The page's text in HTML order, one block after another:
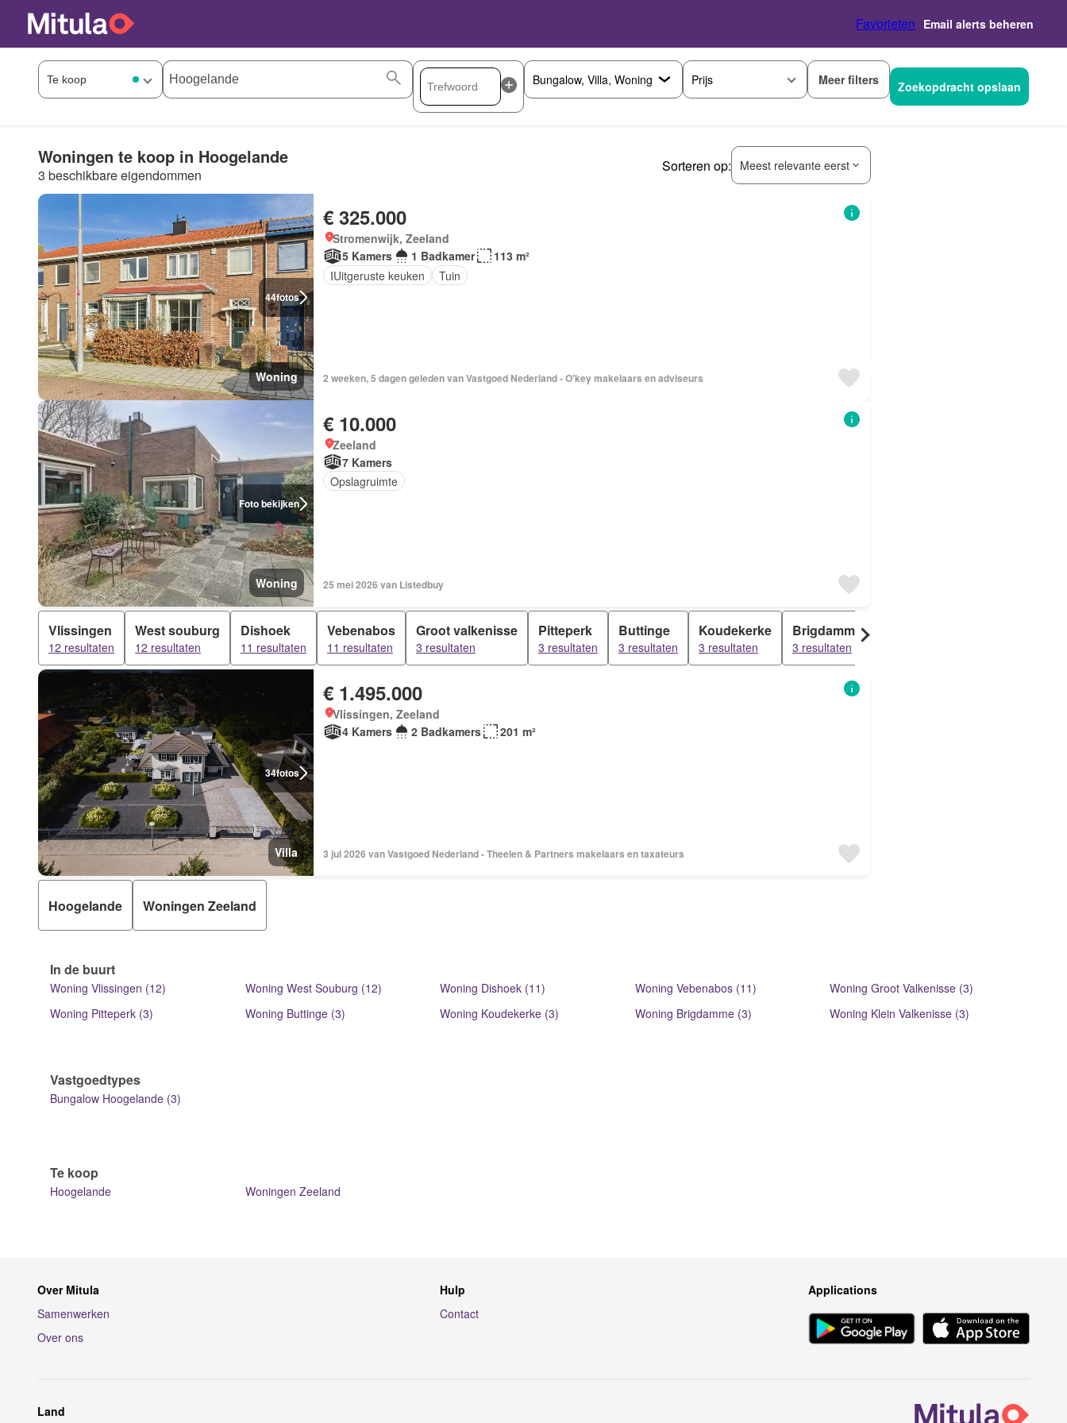
Favorieten Email alerts beheren
Prijs Meer filters Zoekopdracht opslaan
Woningen te koop in Hoogelande
3 beschikbare eigendommen
Sorteren op: Meest relevante eerst
44fotos
Woning
€ 325.000
Stromenwijk, Zeeland
5 Kamers
1 Badkamer
113 m²
IUitgeruste keuken
Tuin
2 weeken, 5 dagen geleden van Vastgoed Nederland - O'key makelaars en adviseurs
Foto bekijken
Woning
€ 10.000
Zeeland
7 Kamers
Opslagruimte
25 mei 2026 van Listedbuy
Vlissingen
12 resultaten
West souburg
12 resultaten
Dishoek
11 resultaten
Vebenabos
11 resultaten
Groot valkenisse
3 resultaten
Pitteperk
3 resultaten
Buttinge
3 resultaten
Koudekerke
3 resultaten
Brigdamme
3 resultaten
34fotos
Villa
€ 1.495.000
Vlissingen, Zeeland
4 Kamers
2 Badkamers 201 m²
3 jul 2026 van Vastgoed Nederland - Theelen & Partners makelaars en taxateurs
Hoogelande Woningen Zeeland
In de buurt
Woning Vlissingen (12) Woning West Souburg (12) Woning Dishoek (11) Woning Vebenabos (11)
Woning Groot Valkenisse (3)
Woning Pitteperk (3)
Woning Buttinge (3) Woning Koudekerke (3) Woning Brigdamme (3) Woning Klein Valkenisse (3)
Vastgoedtypes
Bungalow Hoogelande (3)
Te koop
Hoogelande Woningen Zeeland
Over Mitula
Samenwerken
Over ons
Hulp
Contact
Applications
Land